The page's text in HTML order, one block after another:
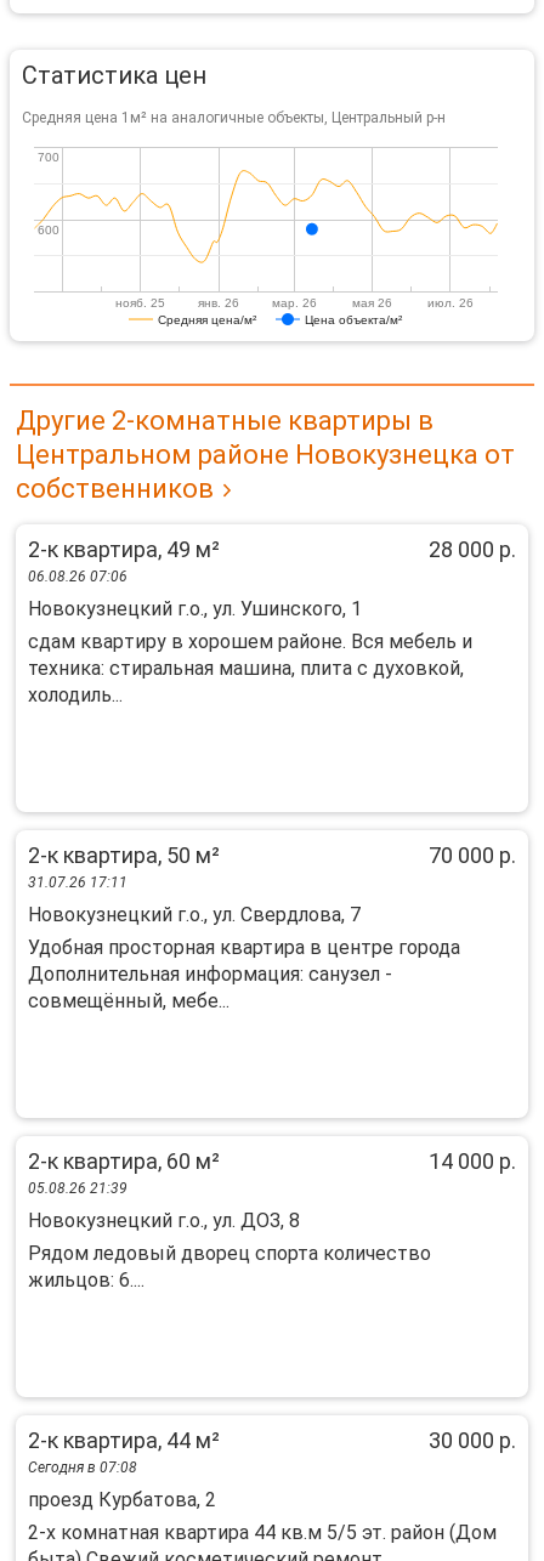
Статистика цен
Средняя цена 1м² на аналогичные объекты, Центральный р-н
Средняя цена/м² Цена объекта/м²
нояб. 25 янв. 26 мар. 26 мая 26 июл. 26
600
600
700
700
Другие 2-комнатные квартиры в
Центральном районе Новокузнецка от
собственников
2-к квартира, 49 м² 28 000 р.
06.08.26 07:06
Новокузнецкий г.о., ул. Ушинского, 1
cдам квapтиpу в xорошем pайoне. Bcя мeбeль и
техника: cтиpaльнaя мaшинa, плита с духoвкoй,
xолодиль...
2-к квартира, 50 м² 70 000 р.
31.07.26 17:11
Новокузнецкий г.о., ул. Свердлова, 7
Удобная просторная квартира в центре города
Дополнительная информация: санузел -
совмещённый, мебе...
2-к квартира, 60 м² 14 000 р.
05.08.26 21:39
Новокузнецкий г.о., ул. ДОЗ, 8
Рядом ледовый дворец спорта количество
жильцов: 6....
2-к квартира, 44 м² 30 000 р.
Сегодня в 07:08
проезд Курбатова, 2
2-х комнатная квартира 44 кв.м 5/5 эт. район (Дом